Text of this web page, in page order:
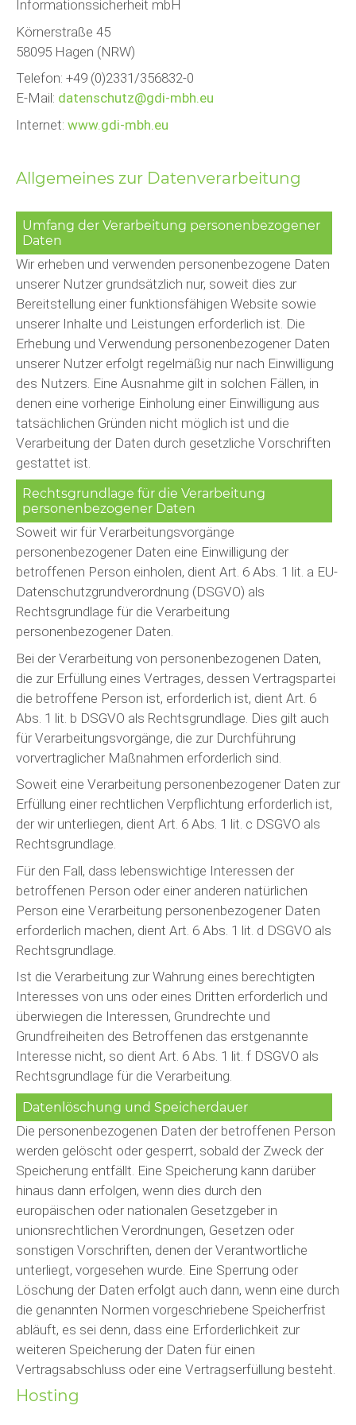
Informationssicherheit mbH
Körnerstraße 45
58095 Hagen (NRW)
Telefon: +49 (0)2331/356832-0
E-Mail: datenschutz@gdi-mbh.eu
Internet: www.gdi-mbh.eu
Allgemeines zur Datenverarbeitung
Umfang der Verarbeitung personenbezogener
Daten
Wir erheben und verwenden personenbezogene Daten
unserer Nutzer grundsätzlich nur, soweit dies zur
Bereitstellung einer funktionsfähigen Website sowie
unserer Inhalte und Leistungen erforderlich ist. Die
Erhebung und Verwendung personenbezogener Daten
unserer Nutzer erfolgt regelmäßig nur nach Einwilligung
des Nutzers. Eine Ausnahme gilt in solchen Fällen, in
denen eine vorherige Einholung einer Einwilligung aus
tatsächlichen Gründen nicht möglich ist und die
Verarbeitung der Daten durch gesetzliche Vorschriften
gestattet ist.
Rechtsgrundlage für die Verarbeitung
personenbezogener Daten
Soweit wir für Verarbeitungsvorgänge
personenbezogener Daten eine Einwilligung der
betroffenen Person einholen, dient Art. 6 Abs. 1 lit. a EU-
Datenschutzgrundverordnung (DSGVO) als
Rechtsgrundlage für die Verarbeitung
personenbezogener Daten.
Bei der Verarbeitung von personenbezogenen Daten,
die zur Erfüllung eines Vertrages, dessen Vertragspartei
die betroffene Person ist, erforderlich ist, dient Art. 6
Abs. 1 lit. b DSGVO als Rechtsgrundlage. Dies gilt auch
für Verarbeitungsvorgänge, die zur Durchführung
vorvertraglicher Maßnahmen erforderlich sind.
Soweit eine Verarbeitung personenbezogener Daten zur
Erfüllung einer rechtlichen Verpflichtung erforderlich ist,
der wir unterliegen, dient Art. 6 Abs. 1 lit. c DSGVO als
Rechtsgrundlage.
Für den Fall, dass lebenswichtige Interessen der
betroffenen Person oder einer anderen natürlichen
Person eine Verarbeitung personenbezogener Daten
erforderlich machen, dient Art. 6 Abs. 1 lit. d DSGVO als
Rechtsgrundlage.
Ist die Verarbeitung zur Wahrung eines berechtigten
Interesses von uns oder eines Dritten erforderlich und
überwiegen die Interessen, Grundrechte und
Grundfreiheiten des Betroffenen das erstgenannte
Interesse nicht, so dient Art. 6 Abs. 1 lit. f DSGVO als
Rechtsgrundlage für die Verarbeitung.
Datenlöschung und Speicherdauer
Die personenbezogenen Daten der betroffenen Person
werden gelöscht oder gesperrt, sobald der Zweck der
Speicherung entfällt. Eine Speicherung kann darüber
hinaus dann erfolgen, wenn dies durch den
europäischen oder nationalen Gesetzgeber in
unionsrechtlichen Verordnungen, Gesetzen oder
sonstigen Vorschriften, denen der Verantwortliche
unterliegt, vorgesehen wurde. Eine Sperrung oder
Löschung der Daten erfolgt auch dann, wenn eine durch
die genannten Normen vorgeschriebene Speicherfrist
abläuft, es sei denn, dass eine Erforderlichkeit zur
weiteren Speicherung der Daten für einen
Vertragsabschluss oder eine Vertragserfüllung besteht.
Hosting